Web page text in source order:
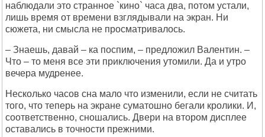
наблюдали это странное `кино` часа два, потом устали,
лишь время от времени взглядывали на экран. Ни
сюжета, ни смысла не просматривалось.
– Знаешь, давай – ка поспим, – предложил Валентин. –
Что – то меня все эти приключения утомили. Да и утро
вечера мудренее.
Несколько часов сна мало что изменили, если не считать
того, что теперь на экране суматошно бегали кролики. И,
соответственно, сношались. Двери на втором дисплее
оставались в точности прежними.